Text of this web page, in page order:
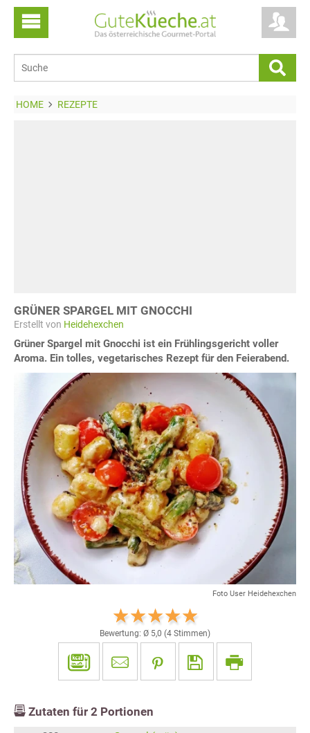
HOME REZEPTE
GRÜNER SPARGEL MIT GNOCCHI
Erstellt von Heidehexchen
Grüner Spargel mit Gnocchi ist ein Frühlingsgericht voller
Aroma. Ein tolles, vegetarisches Rezept für den Feierabend.
Foto User Heidehexchen
Bewertung: Ø 5,0 (4 Stimmen)
Zutaten für 2 Portionen